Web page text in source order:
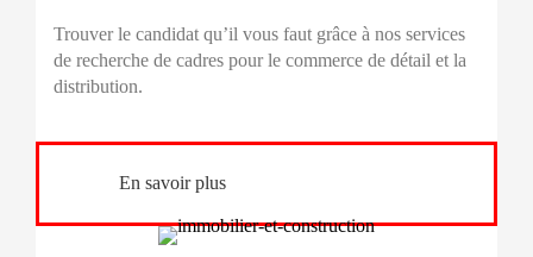
Trouver le candidat qu’il vous faut grâce à nos services
de recherche de cadres pour le commerce de détail et la
distribution.
En savoir plus